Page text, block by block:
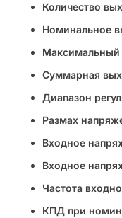
Количество
Номинальное
Максимальный
Суммарная
Диапазон
Размах
Входное
Входное
Частота
КПД при